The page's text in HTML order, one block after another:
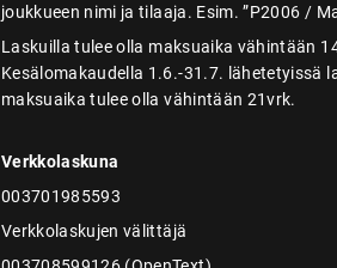
joukkueen nimi ja tilaaja. Esim. ”P2006 /
Laskuilla tulee olla maksuaika vähintään
Kesälomakaudella 1.6.-31.7. lähetetyissä
maksuaika tulee olla vähintään 21vrk.
Verkkolaskuna
003701985593
Verkkolaskujen välittäjä